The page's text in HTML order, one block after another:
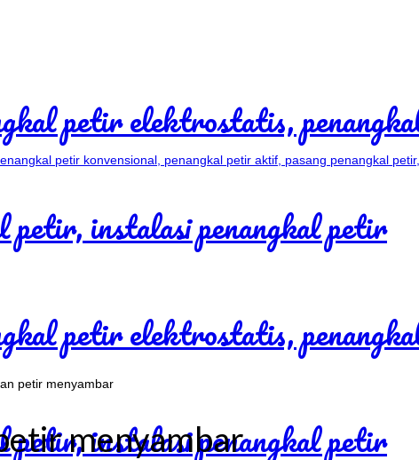
petir menyambar
menyambar